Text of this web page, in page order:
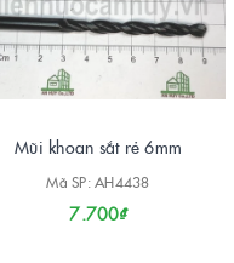
Mũi khoan sắt rẻ 6mm
Mã SP: AH4438
7.700₫